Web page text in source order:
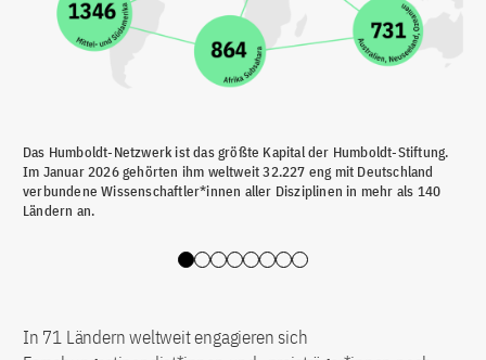
Das Humboldt-Netzwerk ist das größte Kapital der Humboldt-Stiftung.
Im Januar 2026 gehörten ihm weltweit 32.227 eng mit Deutschland
verbundene Wissenschaftler*innen aller Disziplinen in mehr als 140
Ländern an.
Slide 0
Slide 1
Slide 2
Slide 3
Slide 4
Slide 5
Slide 6
Slide 7
In 71 Ländern weltweit engagieren sich